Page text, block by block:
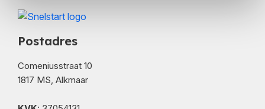
Postadres
Comeniusstraat 10
1817 MS, Alkmaar